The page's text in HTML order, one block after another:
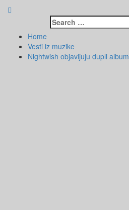
Search
for:
Home
Vesti iz muzike
Nightwish objavljuju dupli album